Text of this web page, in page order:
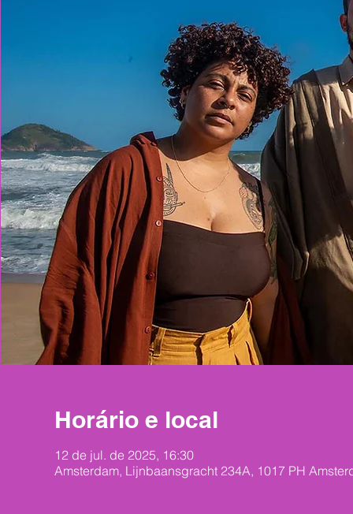
Horário e local
12 de jul. de 2025, 16:30
Amsterdam, Lijnbaansgracht 234A, 1017 PH